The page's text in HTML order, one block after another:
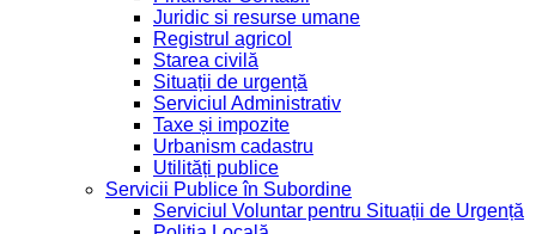
Juridic si resurse umane
Registrul agricol
Starea civilă
Situații de urgență
Serviciul Administrativ
Taxe și impozite
Urbanism cadastru
Utilități publice
Servicii Publice în Subordine
Serviciul Voluntar pentru Situații de Urgență